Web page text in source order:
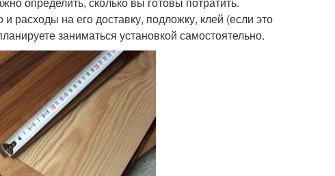
расходы на его доставку, подложку, клей (если это
заниматься установкой самостоятельно.